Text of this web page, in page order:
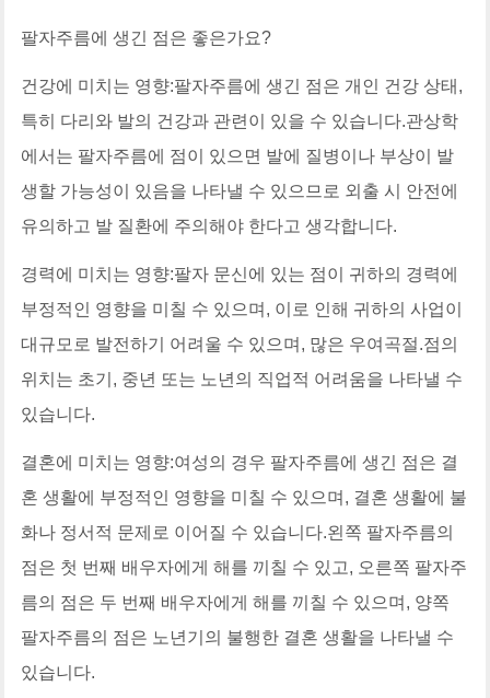
팔자주름에 생긴 점은 좋은가요?
건강에 미치는 영향:팔자주름에 생긴 점은 개인 건강 상태,
특히 다리와 발의 건강과 관련이 있을 수 있습니다.관상학
에서는 팔자주름에 점이 있으면 발에 질병이나 부상이 발
생할 가능성이 있음을 나타낼 수 있으므로 외출 시 안전에
유의하고 발 질환에 주의해야 한다고 생각합니다.
경력에 미치는 영향:팔자 문신에 있는 점이 귀하의 경력에 ​​
부정적인 영향을 미칠 수 있으며, 이로 인해 귀하의 사업이
대규모로 발전하기 어려울 수 있으며, 많은 우여곡절.점의
위치는 초기, 중년 또는 노년의 직업적 어려움을 나타낼 수
있습니다.
결혼에 미치는 영향:여성의 경우 팔자주름에 생긴 점은 결
혼 생활에 부정적인 영향을 미칠 수 있으며, 결혼 생활에 불
화나 정서적 문제로 이어질 수 있습니다.왼쪽 팔자주름의
점은 첫 번째 배우자에게 해를 끼칠 수 있고, 오른쪽 팔자주
름의 점은 두 번째 배우자에게 해를 끼칠 수 있으며, 양쪽
팔자주름의 점은 노년기의 불행한 결혼 생활을 나타낼 수
있습니다.